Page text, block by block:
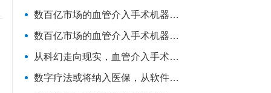
数百亿市场的血管介入手术机器人赛道，睿心医疗如何构筑起壁垒？
数百亿市场的血管介入手术机器人赛道，睿心医疗如何构筑起壁垒？
从科幻走向现实，血管介入手术机器人距离我们还有多远？
数字疗法或将纳入医保，从软件到药如何走通